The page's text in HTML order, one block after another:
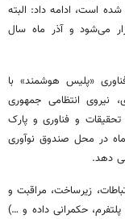
است، ادامه داد: البته
می‌شود و آذر ماه سال
«پلیس هوشمند» با
نیروی انتظامی جمهوری
تحقیقات و فناوری و پارک
در محل صندوق نوآوری
دهد.
زیرساخت، مراقبت و
حکمرانی داده و …)